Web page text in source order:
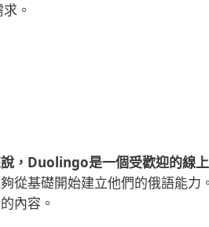
。
，Duolingo是一個受歡迎的線上
從基礎開始建立他們的俄語能
內容。